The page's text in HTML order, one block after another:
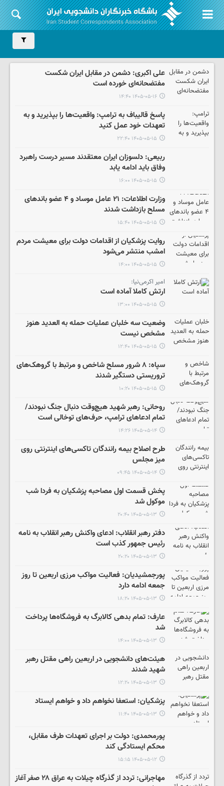
علی اکبری: دشمن در مقابل ایران شکست
مفتضحانه‌ای خورده است
۱۴۰۵-۰۵-۱۶ ۱۴:۴۰
پاسخ قالیباف به ترامپ: واقعیت‌ها را بپذیرید و به
تعهدات خود عمل کنید
۱۴۰۵-۰۵-۱۵ ۲۲:۴۰
ربیعی: دلسوزان ایران معتقدند مسیر درست راهبرد
وفاق باید ادامه یابد
۱۴۰۵-۰۵-۱۵ ۱۶:۰۰
وزارت اطلاعات: ۲۱ عامل موساد و ۴ عضو باندهای
مسلح بازداشت شدند
۱۴۰۵-۰۵-۱۵ ۱۵:۴۰
روایت پزشکیان از اقدامات دولت برای معیشت مردم
امشب منتشر می‌شود
۱۴۰۵-۰۵-۱۵ ۱۴:۰۰
امیر اکرمی‌نیا:
ارتش کاملا آماده است
۱۴۰۵-۰۵-۱۵ ۱۳:۰۰
وضعیت سه خلبان عملیات حمله به العدید هنوز
مشخص نیست
۱۴۰۵-۰۵-۱۵ ۱۲:۴۰
سپاه: ۸ شرور مسلح شاخص و مرتبط با گروهک‌های
تروریستی دستگیر شدند
۱۴۰۵-۰۵-۱۵ ۱۰:۲۰
روحانی: رهبر شهید هیچ‌وقت دنبال جنگ نبودند/
تمام ادعاهای ترامپ، حرف‌های توخالی است
۱۴۰۵-۰۵-۱۴ ۱۴:۲۶
طرح اصلاح بیمه رانندگان تاکسی‌های اینترنتی روی
میز مجلس
۱۴۰۵-۰۵-۱۴ ۰۹:۴۵
پخش قسمت اول مصاحبه پزشکیان به فردا شب
موکول شد
۱۴۰۵-۰۵-۱۳ ۲۰:۴۰
دفتر رهبر انقلاب: ادعای واکنش رهبر انقلاب به نامه
رئیس جمهور کذب است
۱۴۰۵-۰۵-۱۳ ۲۰:۲۰
پورجمشیدیان: فعالیت مواکب مرزی اربعین تا روز
جمعه ادامه دارد
۱۴۰۵-۰۵-۱۳ ۱۸:۲۰
عارف: تمام بدهی کالابرگ به فروشگاه‌ها پرداخت
شد
۱۴۰۵-۰۵-۱۳ ۱۴:۰۰
هیئت‌های دانشجویی در اربعین راهی مقتل رهبر
شهید شدند
۱۴۰۵-۰۵-۱۳ ۱۲:۲۰
پزشکیان: استعفا نخواهم داد و خواهم ایستاد
۱۴۰۵-۰۵-۱۳ ۱۱:۴۰
پورمحمدی: دولت بر اجرای تعهدات طرف مقابل،
محکم ایستادگی کند
۱۴۰۵-۰۵-۱۲ ۱۵:۱۵
مهاجرانی: تردد از گذرگاه چیلات به عراق ۲۸ صفر آغاز